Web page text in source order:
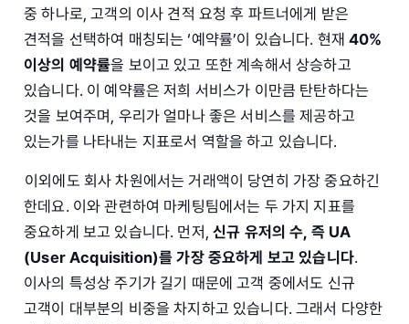
중 하나로, 고객의 이사 견적 요청 후 파트너에게 받은
견적을 선택하여 매칭되는 ‘예약률’이 있습니다. 현재 40%
이상의 예약률을 보이고 있고 또한 계속해서 상승하고
있습니다. 이 예약률은 저희 서비스가 이만큼 탄탄하다는
것을 보여주며, 우리가 얼마나 좋은 서비스를 제공하고
있는가를 나타내는 지표로서 역할을 하고 있습니다.
이외에도 회사 차원에서는 거래액이 당연히 가장 중요하긴
한데요. 이와 관련하여 마케팅팀에서는 두 가지 지표를
중요하게 보고 있습니다. 먼저,신규 유저의 수, 즉 UA
(User Acquisition)를 가장 중요하게 보고 있습니다.
이사의 특성상 주기가 길기 때문에 고객 중에서도 신규
고객이 대부분의 비중을 차지하고 있습니다. 그래서 다양한